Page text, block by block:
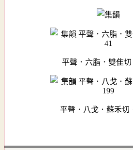
平聲．六脂．雙隹切
平聲．八戈．蘇禾切